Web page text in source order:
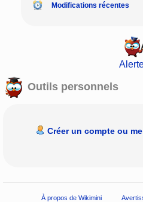
Modifications récentes
Outils personnels
Créer un compte ou
À propos de Wikimini